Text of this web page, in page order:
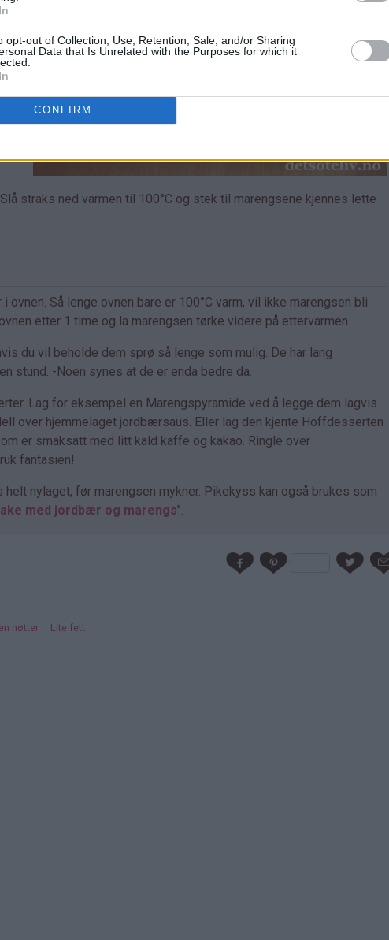
opt-out of Collection, Use, Retention, Sale, and/or Sharing
Data that Is Unrelated with the Purposes for which it
CONFIRM
straks ned varmen til 100°C og stek til marengsene kjennes lette
Så lenge ovnen bare er 100°C varm, vil ikke marengsen bli
etter 1 time og la marengsen tørke videre på ettervarmen.
du vil beholde dem sprø så lenge som mulig. De har lang
stund. -Noen synes at de er enda bedre da.
Lag for eksempel en Marengspyramide ved å legge dem lagvis
over hjemmelaget jordbærsaus. Eller lag den kjente Hoffdesserten
er smaksatt med litt kald kaffe og kakao. Ringle over
fantasien!
nylaget, før marengsen mykner. Pikekyss kan også brukes som
med jordbær og marengs".
nøtter Lite fett